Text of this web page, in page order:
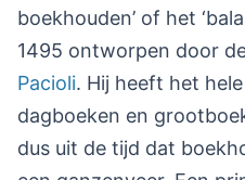
boekhouden’ of het
1495 ontworpen door
Pacioli. Hij heeft het
dagboeken en
dus uit de tijd dat